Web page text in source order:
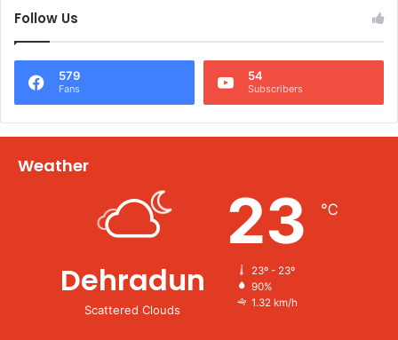
Follow Us
579
Fans
54
Subscribers
Weather
Dehradun
Scattered Clouds
23 ℃
23º - 23º
90%
1.32 km/h